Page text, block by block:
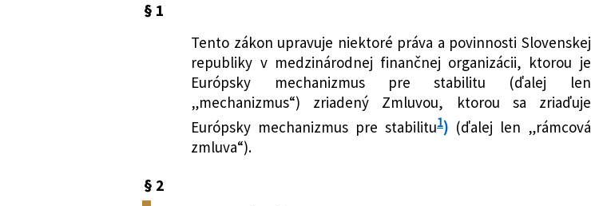
Nachádza sa v čiastke: 73/2012
§ 1
Tento zákon upravuje niektoré práva a povinnosti Slovenskej
republiky v medzinárodnej finančnej organizácii, ktorou je
Európsky mechanizmus pre stabilitu (ďalej len
„mechanizmus“) zriadený Zmluvou, ktorou sa zriaďuje
Európsky mechanizmus pre stabilitu1) (ďalej len „rámcová
zmluva“).
§ 2